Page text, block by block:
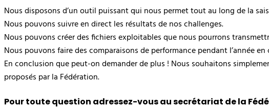
Nous disposons d’un outil puissant qui nous permet tout au long de la
Nous pouvons suivre en direct les résultats de nos challenges.
Nous pouvons créer des fichiers exploitables que nous pourrons
Nous pouvons faire des comparaisons de performance pendant l’année
En conclusion que peut-on demander de plus ! Nous souhaitons
proposés par la Fédération.
Pour toute question adressez-vous au secrétariat de la